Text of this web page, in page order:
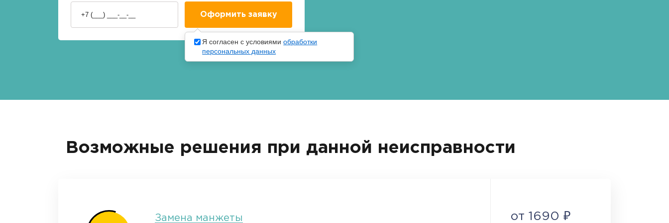
Возможные решения при данной неисправности
Замена манжеты от 1690 ₽
Я согласен с условиямиобработки
персональных данных